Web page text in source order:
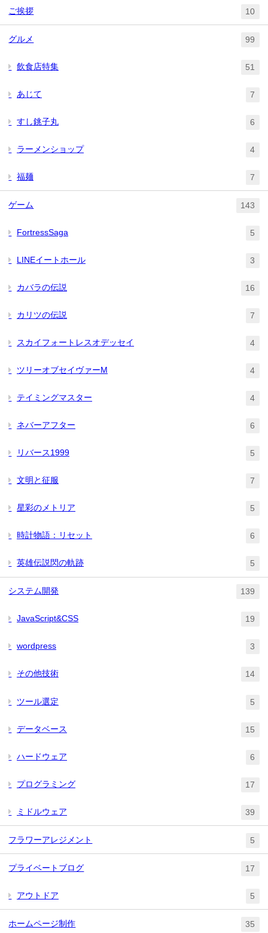
ご挨拶 10
グルメ 99
飲食店特集 51
あじて 7
すし銚子丸 6
ラーメンショップ 4
福麺 7
ゲーム 143
FortressSaga 5
LINEイートホール 3
カバラの伝説 16
カリツの伝説 7
スカイフォートレスオデッセイ 4
ツリーオブセイヴァーM 4
テイミングマスター 4
ネバーアフター 6
リバース1999 5
文明と征服 7
星彩のメトリア 5
時計物語：リセット 6
英雄伝説閃の軌跡 5
システム開発 139
JavaScript&CSS 19
wordpress 3
その他技術 14
ツール選定 5
データベース 15
ハードウェア 6
プログラミング 17
ミドルウェア 39
フラワーアレジメント 5
プライベートブログ 17
アウトドア 5
ホームページ制作 35